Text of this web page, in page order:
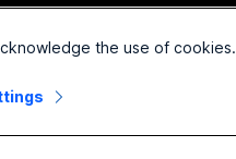
reserved. the use of cookies.